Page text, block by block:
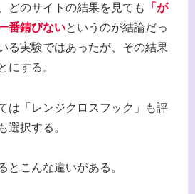
どのサイトの結果を見ても
「が
番錆びないというのが結論だっ
る実験ではあったが、その結果
にする。
は「レンジクロスフック」も評
選択する。
とこんな違いがある。